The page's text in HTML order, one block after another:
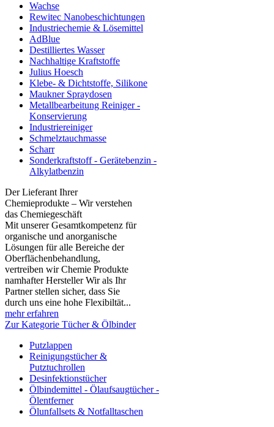
Wachse
Rewitec Nanobeschichtungen
Industriechemie & Lösemittel
AdBlue
Destilliertes Wasser
Nachhaltige Kraftstoffe
Julius Hoesch
Klebe- & Dichtstoffe, Silikone
Maukner Spraydosen
Metallbearbeitung Reiniger -
Konservierung
Industriereiniger
Schmelztauchmasse
Scharr
Sonderkraftstoff - Gerätebenzin -
Alkylatbenzin
Der Lieferant Ihrer
Chemieprodukte – Wir verstehen
das Chemiegeschäft
Mit unserer Gesamtkompetenz für
organische und anorganische
Lösungen für alle Bereiche der
Oberflächenbehandlung,
vertreiben wir Chemie Produkte
namhafter Hersteller Wir als Ihr
Partner stellen sicher, dass Sie
durch uns eine hohe Flexibiltät...
mehr erfahren
Zur Kategorie Tücher & Ölbinder
Putzlappen
Reinigungstücher &
Putztuchrollen
Desinfektionstücher
Ölbindemittel - Ölaufsaugtücher -
Ölentferner
Ölunfallsets & Notfalltaschen